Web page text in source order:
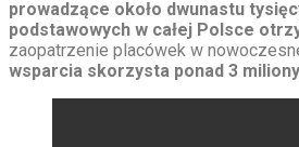
prowadzące około dwunastu
podstawowych w całej Polsce
zaopatrzenie placówek w
wsparcia skorzysta ponad 3